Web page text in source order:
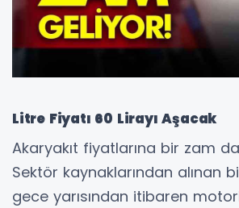
Litre Fiyatı 60 Lirayı Aşacak
Akaryakıt fiyatlarına bir zam
Sektör kaynaklarından alınan
gece yarısından itibaren